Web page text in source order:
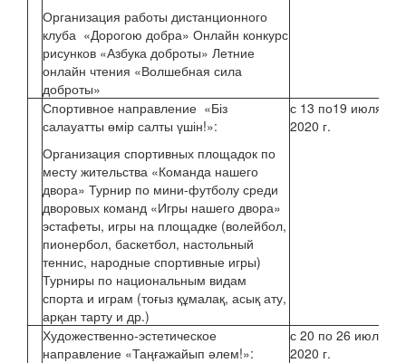
Организация работы дистанционного
клуба «Дорогою добра» Онлайн конкурс
рисунков «Азбука доброты» Летние
онлайн чтения «Волшебная сила
доброты»
Спортивное направление «Біз
салауатты өмір салты үшін!»:
Организация спортивных площадок по
месту жительства «Команда нашего
двора» Турнир по мини-футболу среди
дворовых команд «Игры нашего двора»
эстафеты, игры на площадке (волейбол,
пионербол, баскетбол, настольный
теннис, народные спортивные игры)
Турниры по национальным видам
спорта и играм (тоғыз құмалақ, асық ату,
арқан тарту и др.)
с 13 по19 июля
2020 г.
Художественно-эстетическое
направление «Таңғажайып әлем!»:
с 20 по 26 июля
2020 г.